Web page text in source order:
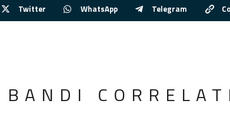
Twitter WhatsApp Telegram